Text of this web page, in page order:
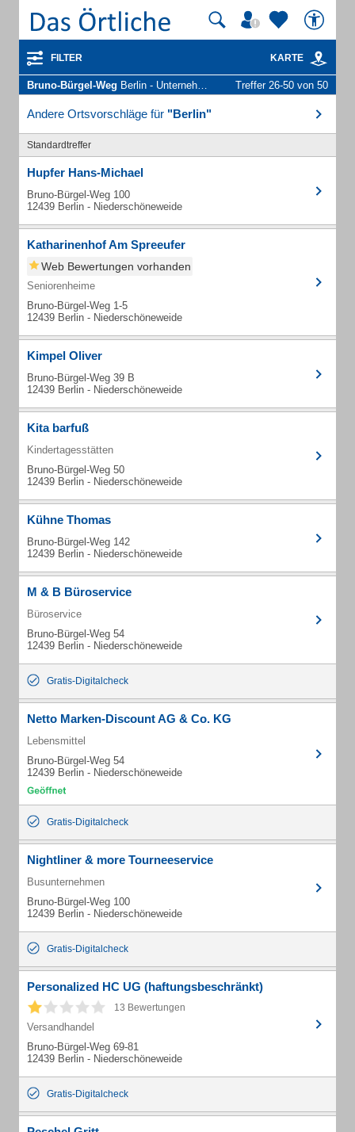
FILTER KARTE
Bruno-Bürgel-Weg Berlin - Unternehmen und Personen Treffer 26-50 von 50
Andere Ortsvorschläge für "Berlin"
Standardtreffer
Hupfer Hans-Michael
Bruno-Bürgel-Weg 100
12439 Berlin - Niederschöneweide
Katharinenhof Am Spreeufer
Web Bewertungen vorhanden
Seniorenheime
Bruno-Bürgel-Weg 1-5
12439 Berlin - Niederschöneweide
Kimpel Oliver
Bruno-Bürgel-Weg 39 B
12439 Berlin - Niederschöneweide
Kita barfuß
Kindertagesstätten
Bruno-Bürgel-Weg 50
12439 Berlin - Niederschöneweide
Kühne Thomas
Bruno-Bürgel-Weg 142
12439 Berlin - Niederschöneweide
M & B Büroservice
Büroservice
Bruno-Bürgel-Weg 54
12439 Berlin - Niederschöneweide
Gratis-Digitalcheck
Netto Marken-Discount AG & Co. KG
Lebensmittel
Bruno-Bürgel-Weg 54
12439 Berlin - Niederschöneweide
Gratis-Digitalcheck
Nightliner & more Tourneeservice
Busunternehmen
Bruno-Bürgel-Weg 100
12439 Berlin - Niederschöneweide
Gratis-Digitalcheck
Personalized HC UG (haftungsbeschränkt)
13 Bewertungen
Versandhandel
Bruno-Bürgel-Weg 69-81
12439 Berlin - Niederschöneweide
Gratis-Digitalcheck